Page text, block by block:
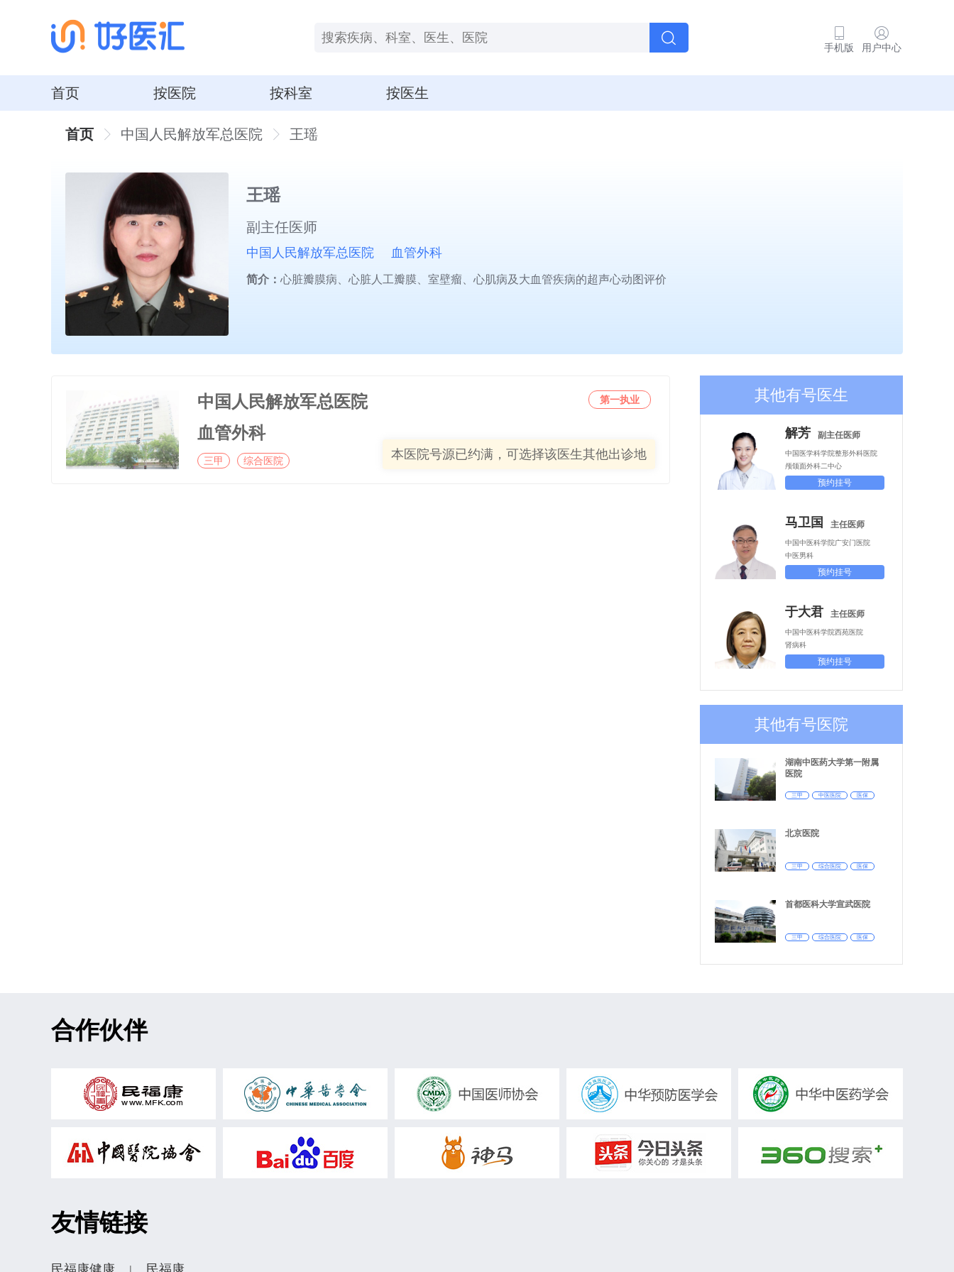
手机版 用户中心
首页 按医院 按科室 按医生
首页 中国人民解放军总医院 王瑶
王瑶
副主任医师
中国人民解放军总医院 血管外科
简介： 心脏瓣膜病、心脏人工瓣膜、室壁瘤、心肌病及大血管疾病的超声心动图评价
中国人民解放军总医院
血管外科
三甲 综合医院
第一执业
本医院号源已约满，可选择该医生其他出诊地
其他有号医生
解芳 副主任医师
中国医学科学院整形外科医院
颅颌面外科二中心
预约挂号
马卫国 主任医师
中国中医科学院广安门医院
中医男科
预约挂号
于大君 主任医师
中国中医科学院西苑医院
肾病科
预约挂号
其他有号医院
湖南中医药大学第一附属
医院
三甲 中医医院 医保
北京医院
三甲 综合医院 医保
首都医科大学宣武医院
三甲 综合医院 医保
合作伙伴
友情链接
民福康健康 | 民福康